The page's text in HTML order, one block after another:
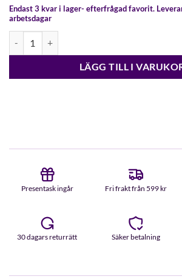
Endast 3 kvar i lager- efterfrågad favorit.
arbetsdagar
LÄGG TILL I
Presentask ingår Fri frakt från 599 kr
30 dagars returrätt Säker betalning